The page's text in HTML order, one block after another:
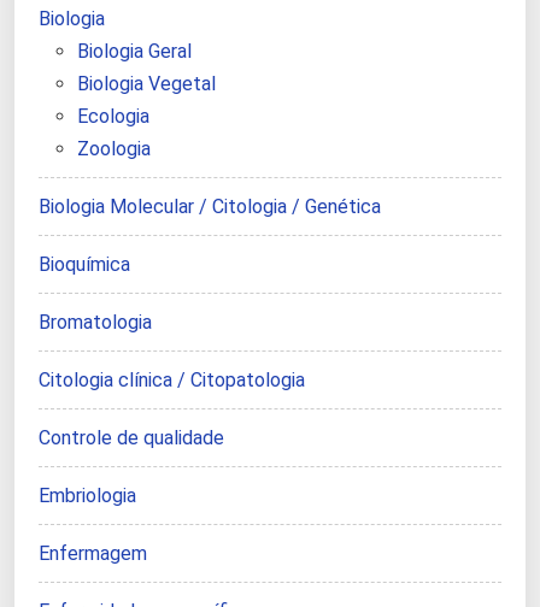
Biologia
Biologia Geral
Biologia Vegetal
Ecologia
Zoologia
Biologia Molecular / Citologia / Genética
Bioquímica
Bromatologia
Citologia clínica / Citopatologia
Controle de qualidade
Embriologia
Enfermagem